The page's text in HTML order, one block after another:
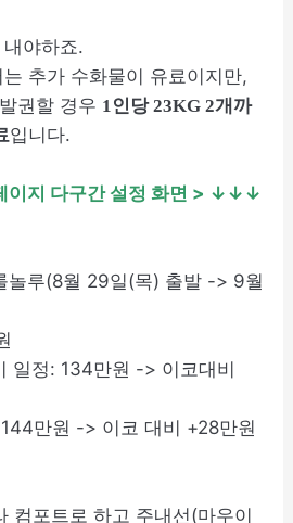
야하죠.
추가 수화물이 유료이지만,
권할 경우 1인당 23KG 2개까
입니다.
지 다구간 설정 화면 > ↓↓↓
놀루(8월 29일(목) 출발 -> 9월
일정: 134만원 -> 이코대비
만원 -> 이코 대비 +28만원
컴포트로 하고 주내선(마우이